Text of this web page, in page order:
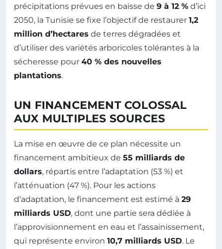
précipitations prévues en baisse de 9 à 12 % d’ici
2050, la Tunisie se fixe l’objectif de restaurer 1,2
million d’hectares de terres dégradées et
d’utiliser des variétés arboricoles tolérantes à la
sécheresse pour 40 % des nouvelles
plantations.
UN FINANCEMENT COLOSSAL
AUX MULTIPLES SOURCES
La mise en œuvre de ce plan nécessite un
financement ambitieux de 55 milliards de
dollars, répartis entre l’adaptation (53 %) et
l’atténuation (47 %). Pour les actions
d’adaptation, le financement est estimé à 29
milliards USD, dont une partie sera dédiée à
l’approvisionnement en eau et l’assainissement,
qui représente environ 10,7 milliards USD. Le